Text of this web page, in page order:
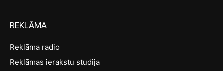
REKLĀMA
Reklāma radio
Reklāmas ierakstu studija